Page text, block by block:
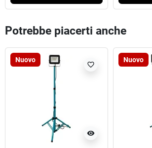
Potrebbe piacerti anche
Nuovo
visibility
favorite_border
Nuovo